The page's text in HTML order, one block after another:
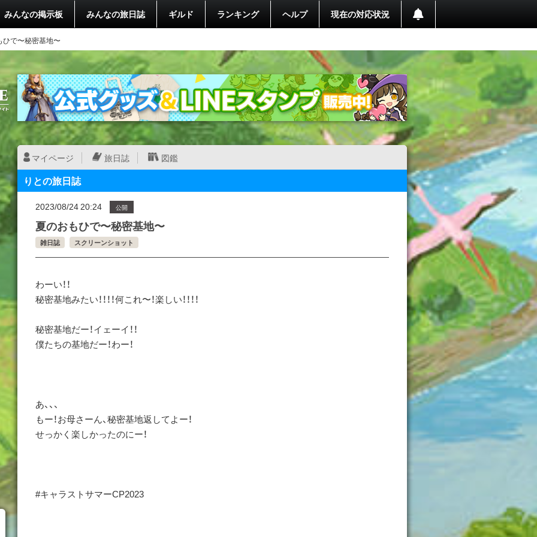
みんなの掲示板 みんなの旅日誌 ギルド ランキング ヘルプ 現在の対応状況
ひで〜秘密基地〜
マイページ 旅日誌 図鑑
りとの旅日誌
2023/08/24 20:24 公開
夏のおもひで〜秘密基地〜
雑日誌 スクリーンショット
わーい！！
秘密基地みたい！！！！何これ〜！楽しい！！！！
秘密基地だー！イェーイ！！
僕たちの基地だー！わー！
あ、、、
もー！お母さーん、秘密基地返してよー！
せっかく楽しかったのにー！
#キャラストサマーCP2023